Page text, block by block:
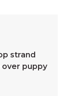
strand
over puppy